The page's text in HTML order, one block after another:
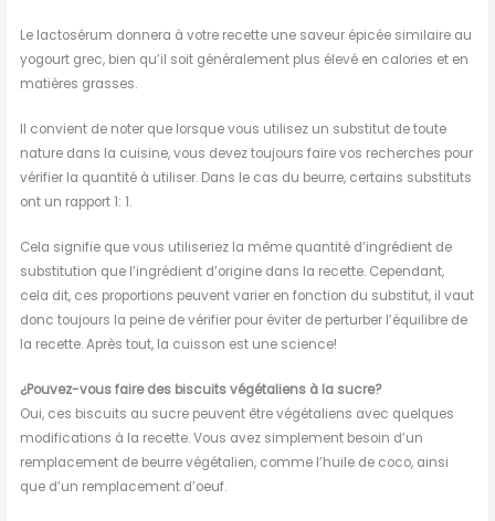
Le lactosérum donnera à votre recette une saveur épicée similaire au
yogourt grec, bien qu’il soit généralement plus élevé en calories et en
matières grasses.
Il convient de noter que lorsque vous utilisez un substitut de toute
nature dans la cuisine, vous devez toujours faire vos recherches pour
vérifier la quantité à utiliser. Dans le cas du beurre, certains substituts
ont un rapport 1: 1.
Cela signifie que vous utiliseriez la même quantité d’ingrédient de
substitution que l’ingrédient d’origine dans la recette. Cependant,
cela dit, ces proportions peuvent varier en fonction du substitut, il vaut
donc toujours la peine de vérifier pour éviter de perturber l’équilibre de
la recette. Après tout, la cuisson est une science!
¿Pouvez-vous faire des biscuits végétaliens à la sucre?
Oui, ces biscuits au sucre peuvent être végétaliens avec quelques
modifications à la recette. Vous avez simplement besoin d’un
remplacement de beurre végétalien, comme l’huile de coco, ainsi
que d’un remplacement d’oeuf.